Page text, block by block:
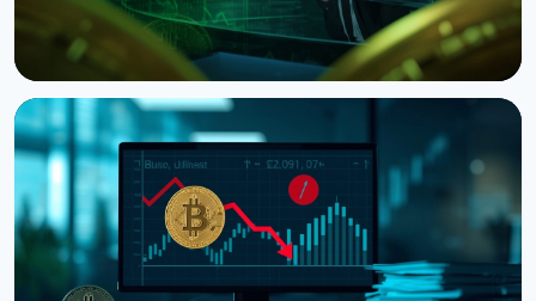
Ведучий CNBC Джим Крамер продає Bitcoin через
квантову загрозу від IBM
5 серпня 2026 р. 4 хв читання